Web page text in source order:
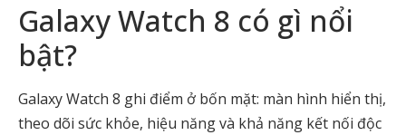
Galaxy Watch 8 có gì nổi
bật?
Galaxy Watch 8 ghi điểm ở bốn mặt: màn hình hiển thị,
theo dõi sức khỏe, hiệu năng và khả năng kết nối độc